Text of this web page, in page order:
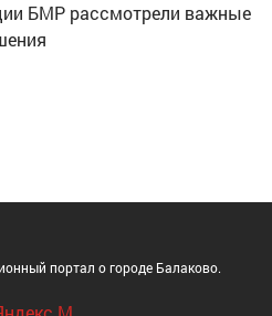
БМР рассмотрели важные
портал о городе Балаково.